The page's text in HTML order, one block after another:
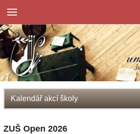
Kalendář akcí školy
ZUŠ Open 2026